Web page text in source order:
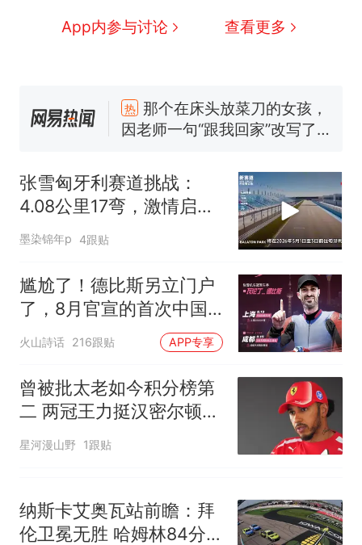
App内参与讨论 查看更多
热
那个在床头放菜刀的女孩，
因老师一句“跟我回家”改写了
么？
费大厨“全国小炒肉大王”称
号，仅凭视频评出？中国烹饪
男子上山采菌偶然发现鸡枞菌
140多朵
美国渔民钓获鲨鱼徒手将其拽
回大海 目击者直呼震惊 （视频
来源：参考消息）
笔试第一被第二名传话劝弃考
官方通报
因老师一句“跟我回家”改写了
人生
张雪匈牙利赛道挑战：
4.08公里17弯，激情启
航！
墨染锦年p 4跟贴
尴尬了！德比斯另立门户
了，8月官宣的首次中国
之行，公开排期并没有和
张雪见面的活动安排
火山詩话 216跟贴 APP专享
曾被批太老如今积分榜第
二 两冠王力挺汉密尔顿争
冠
星河漫山野 1跟贴
纳斯卡艾奥瓦站前瞻：拜
伦卫冕无胜 哈姆林84分